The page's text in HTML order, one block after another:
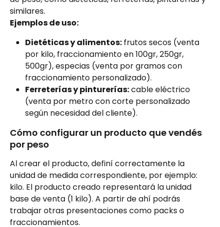
similares.
Ejemplos de uso:
Dietéticas y alimentos: frutos secos (venta
por kilo, fraccionamiento en 100gr, 250gr,
500gr), especias (venta por gramos con
fraccionamiento personalizado).
Ferreterías y pinturerías: cable eléctrico
(venta por metro con corte personalizado
según necesidad del cliente).
Cómo configurar un producto que vendés
por peso
Al crear el producto, definí correctamente la
unidad de medida correspondiente, por ejemplo:
kilo. El producto creado representará la unidad
base de venta (1 kilo). A partir de ahí podrás
trabajar otras presentaciones como packs o
fraccionamientos.